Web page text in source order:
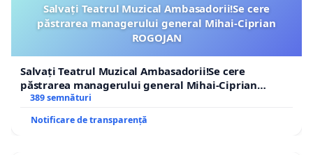
Salvați Teatrul Muzical Ambasadorii!Se cere
păstrarea managerului general Mihai-Ciprian
ROGOJAN
Salvați Teatrul Muzical Ambasadorii!Se cere
păstrarea managerului general Mihai-Ciprian
ROGOJAN
389 semnături
Notificare de transparență